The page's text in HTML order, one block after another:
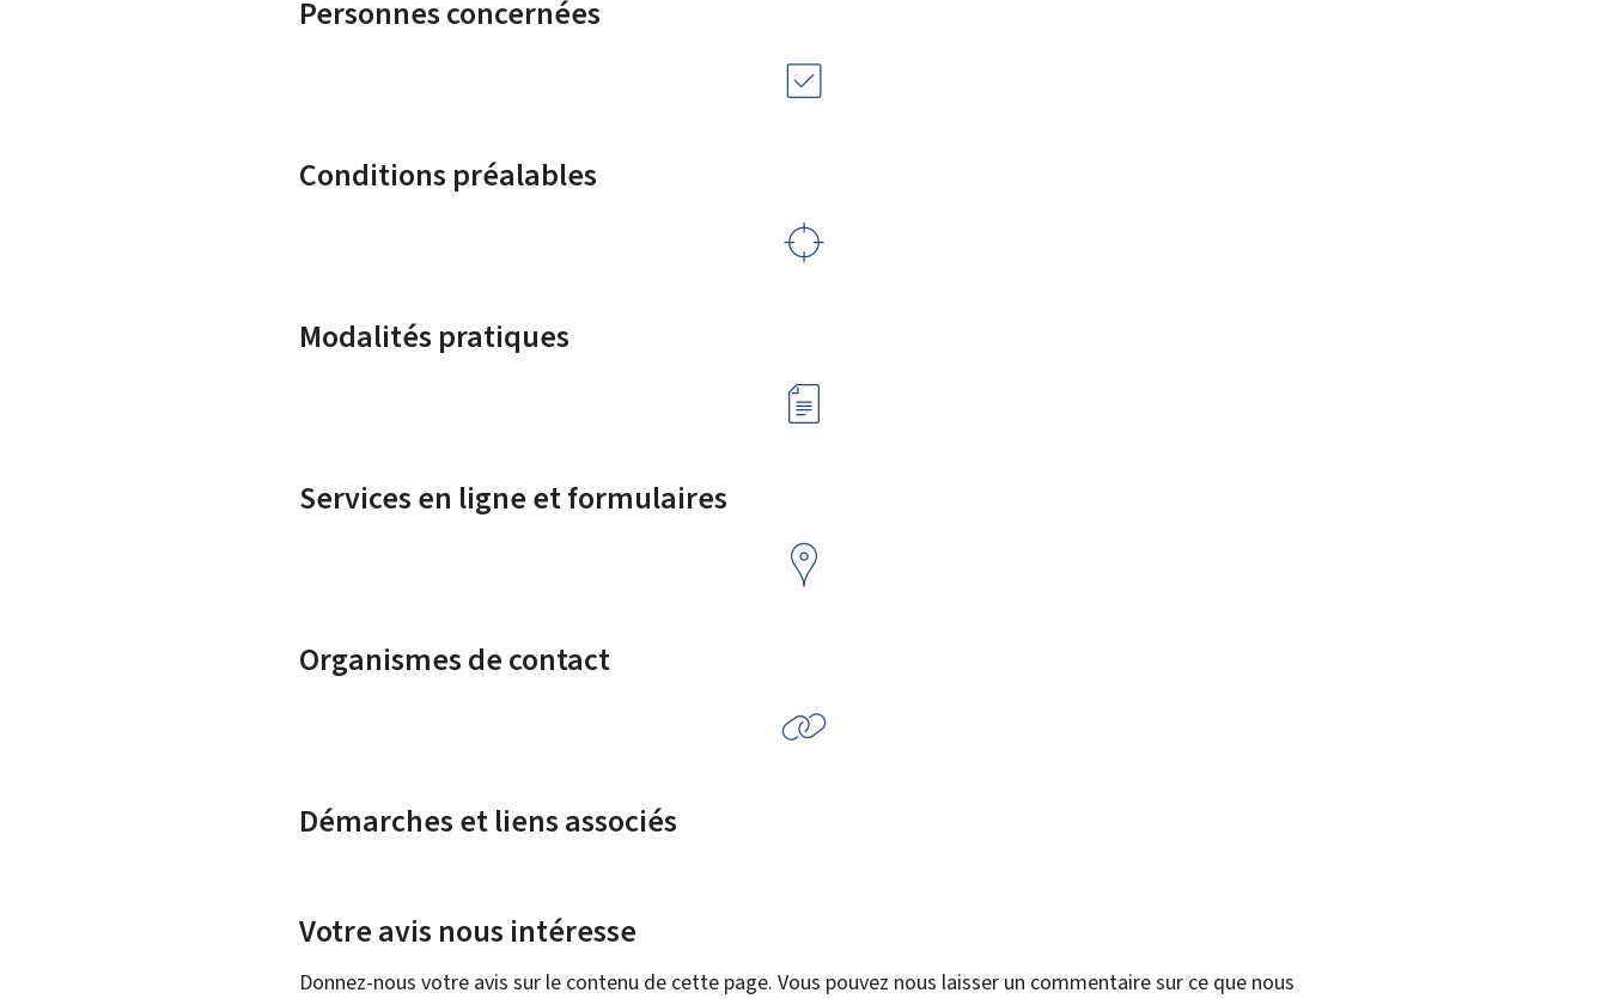
Personnes concernées
Conditions préalables
Modalités pratiques
Services en ligne et formulaires
Organismes de contact
Démarches et liens associés
Votre avis nous intéresse
Donnez-nous votre avis sur le contenu de cette page. Vous pouvez nous laisser un commentaire sur ce que nous